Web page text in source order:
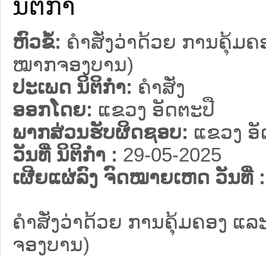
ນິຕິກໍາ
ຫົວຂໍ້: ຄຳສັ່ງວ່າດ້ວຍ ການຄຸ້ມຄ
ໝາກຈອງບານ)
ປະເພດ ນິຕິກໍາ: ຄໍາສັ່ງ
ອອກໂດຍ: ແຂວງ ອັດຕະປື
ພາກສ່ວນຮັບຜິດຊອບ: ແຂວງ
ວັນທີ່ ນິຕິກໍາ : 29-05-2025
ເຜີຍແຜ່ລົງ ຈົດໝາຍເຫດ ວັນທີ່ :
ຄຳສັ່ງວ່າດ້ວຍ ການຄຸ້ມຄອງ ແລ
ຈອງບານ)